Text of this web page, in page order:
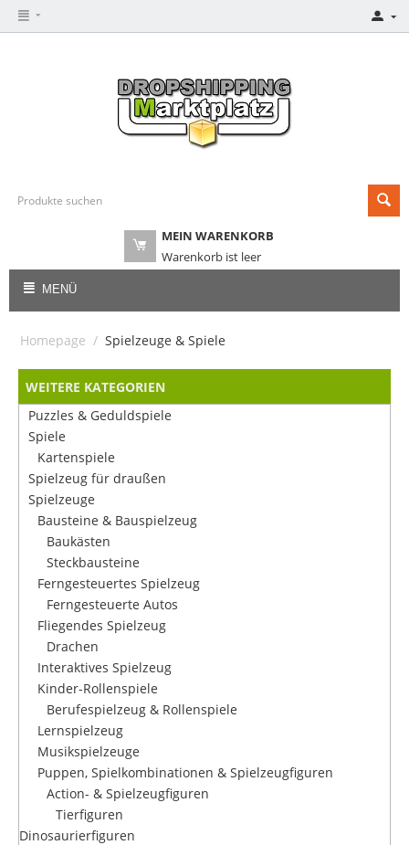
MEIN WARENKORB
Warenkorb ist leer
MENÜ
Homepage / Spielzeuge & Spiele
WEITERE KATEGORIEN
Puzzles & Geduldspiele
Spiele
Kartenspiele
Spielzeug für draußen
Spielzeuge
Bausteine & Bauspielzeug
Baukästen
Steckbausteine
Ferngesteuertes Spielzeug
Ferngesteuerte Autos
Fliegendes Spielzeug
Drachen
Interaktives Spielzeug
Kinder-Rollenspiele
Berufespielzeug & Rollenspiele
Lernspielzeug
Musikspielzeuge
Puppen, Spielkombinationen & Spielzeugfiguren
Action- & Spielzeugfiguren
Tierfiguren
Dinosaurierfiguren